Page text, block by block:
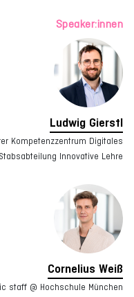
Speaker:innen
Ludwig Gierstl
Kompetenzzentrum Digitales
Innovative Lehre
Cornelius Weiß
staff @ Hochschule München